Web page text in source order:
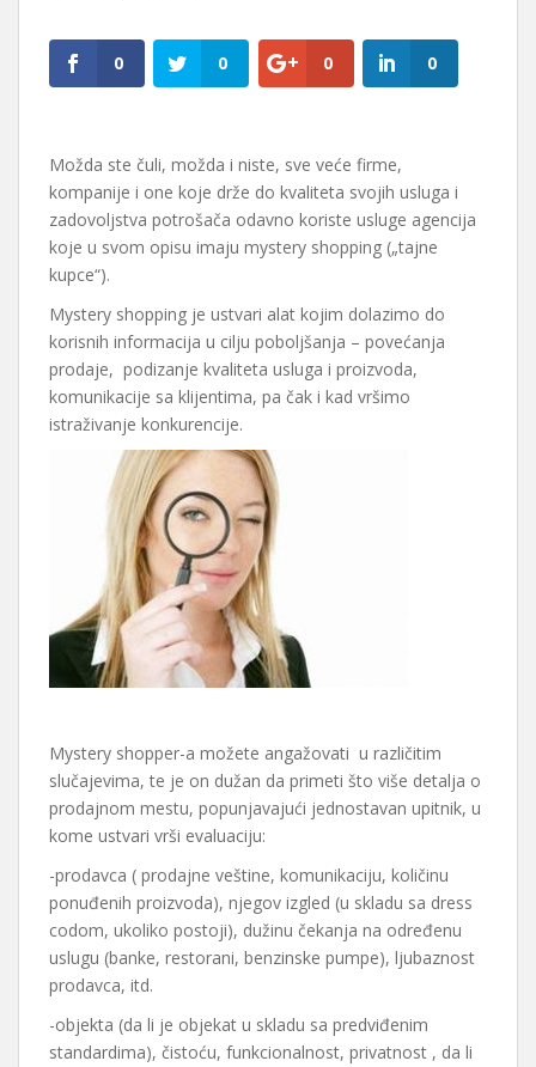
0 0 0 0
Možda ste čuli, možda i niste, sve veće firme,
kompanije i one koje drže do kvaliteta svojih usluga i
zadovoljstva potrošača odavno koriste usluge agencija
koje u svom opisu imaju mystery shopping („tajne
kupce“).
Mystery shopping je ustvari alat kojim dolazimo do
korisnih informacija u cilju poboljšanja – povećanja
prodaje, podizanje kvaliteta usluga i proizvoda,
komunikacije sa klijentima, pa čak i kad vršimo
istraživanje konkurencije.
Mystery shopper-a možete angažovati u različitim
slučajevima, te je on dužan da primeti što više detalja o
prodajnom mestu, popunjavajući jednostavan upitnik, u
kome ustvari vrši evaluaciju:
-prodavca ( prodajne veštine, komunikaciju, količinu
ponuđenih proizvoda), njegov izgled (u skladu sa dress
codom, ukoliko postoji), dužinu čekanja na određenu
uslugu (banke, restorani, benzinske pumpe), ljubaznost
prodavca, itd.
-objekta (da li je objekat u skladu sa predviđenim
standardima), čistoću, funkcionalnost, privatnost , da li